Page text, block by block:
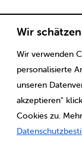
Wir
Wir verwenden
personalisierte
unseren
akzeptieren"
Cookies zu.
Scaricare